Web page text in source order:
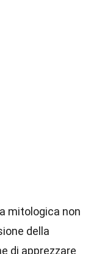
mitologica non
della
di apprezzare